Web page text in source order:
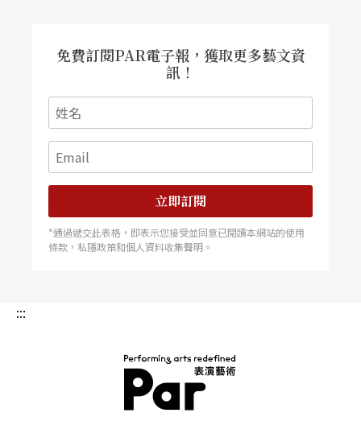
免費訂閱PAR電子報，獲取更多藝文資
訊！
立即訂閱
*通過遞交此表格，即表示您接受並同意已閱讀本網站的使用
條款，私隱政策和個人資料收集聲明。
:::